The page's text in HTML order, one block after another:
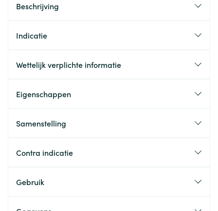
Beschrijving
Indicatie
Wettelijk verplichte informatie
Eigenschappen
Samenstelling
Contra indicatie
Gebruik